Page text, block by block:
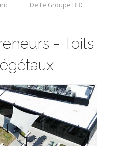
De Le Groupe BBC
- Toits